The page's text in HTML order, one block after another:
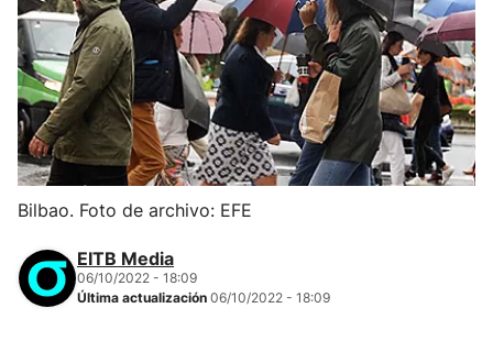
Bilbao. Foto de archivo: EFE
EITB Media
06/10/2022 - 18:09
Última actualización 06/10/2022 - 18:09